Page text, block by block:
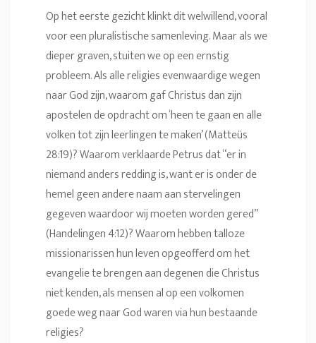
Op het eerste gezicht klinkt dit welwillend, vooral
voor een pluralistische samenleving. Maar als we
dieper graven, stuiten we op een ernstig
probleem. Als alle religies evenwaardige wegen
naar God zijn, waarom gaf Christus dan zijn
apostelen de opdracht om ‘heen te gaan en alle
volken tot zijn leerlingen te maken’ (Matteüs
28:19)? Waarom verklaarde Petrus dat “er in
niemand anders redding is, want er is onder de
hemel geen andere naam aan stervelingen
gegeven waardoor wij moeten worden gered”
(Handelingen 4:12)? Waarom hebben talloze
missionarissen hun leven opgeofferd om het
evangelie te brengen aan degenen die Christus
niet kenden, als mensen al op een volkomen
goede weg naar God waren via hun bestaande
religies?